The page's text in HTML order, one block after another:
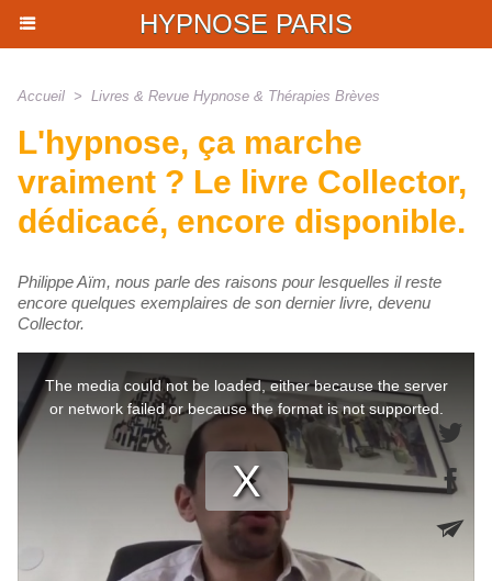
HYPNOSE PARIS
Accueil > Livres & Revue Hypnose & Thérapies Brèves
L'hypnose, ça marche
vraiment ? Le livre Collector,
dédicacé, encore disponible.
Philippe Aïm, nous parle des raisons pour lesquelles il reste
encore quelques exemplaires de son dernier livre, devenu
Collector.